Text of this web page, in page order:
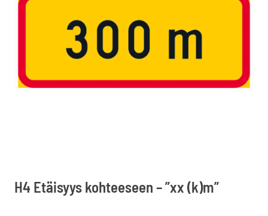
H4 Etäisyys kohteeseen – ”xx (k)m”